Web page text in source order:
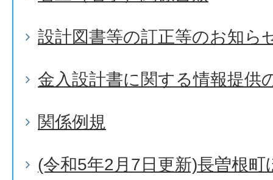
設計図書等の訂正等のお知ら
金入設計書に関する情報提供
関係例規
(令和5年2月7日更新)長曽根